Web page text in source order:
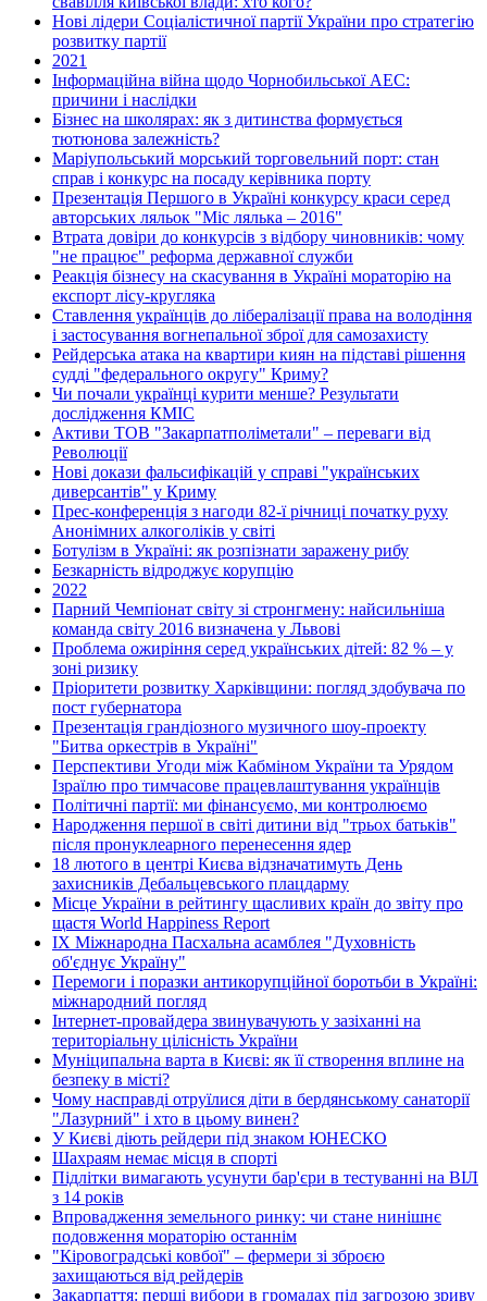
Нові лідери Соціалістичної партії України про стратегію
розвитку партії
2021
Інформаційна війна щодо Чорнобильської АЕС:
причини і наслідки
Бізнес на школярах: як з дитинства формується
тютюнова залежність?
Маріупольський морський торговельний порт: стан
справ і конкурс на посаду керівника порту
Презентація Першого в Україні конкурсу краси серед
авторських ляльок "Міс лялька – 2016"
Втрата довіри до конкурсів з відбору чиновників: чому
"не працює" реформа державної служби
Реакція бізнесу на скасування в Україні мораторію на
експорт лісу-кругляка
Ставлення українців до лібералізації права на володіння
і застосування вогнепальної зброї для самозахисту
Рейдерська атака на квартири киян на підставі рішення
судді "федерального округу" Криму?
Чи почали українці курити менше? Результати
дослідження КМІС
Активи ТОВ "Закарпатполіметали" – переваги від
Революції
Нові докази фальсифікацій у справі "українських
диверсантів" у Криму
Прес-конференція з нагоди 82-ї річниці початку руху
Анонімних алкоголіків у світі
Ботулізм в Україні: як розпізнати заражену рибу
Безкарність відроджує корупцію
2022
Парний Чемпіонат світу зі стронгмену: найсильніша
команда світу 2016 визначена у Львові
Проблема ожиріння серед українських дітей: 82 % – у
зоні ризику
Пріоритети розвитку Харківщини: погляд здобувача по
пост губернатора
Презентація грандіозного музичного шоу-проекту
"Битва оркестрів в Україні"
Перспективи Угоди між Кабміном України та Урядом
Ізраїлю про тимчасове працевлаштування українців
Політичні партії: ми фінансуємо, ми контролюємо
Народження першої в світі дитини від "трьох батьків"
після пронуклеарного перенесення ядер
18 лютого в центрі Києва відзначатимуть День
захисників Дебальцевського плацдарму
Місце України в рейтингу щасливих країн до звіту про
щастя World Happiness Report
ІХ Міжнародна Пасхальна асамблея "Духовність
об'єднує Україну"
Перемоги і поразки антикорупційної боротьби в Україні:
міжнародний погляд
Інтернет-провайдера звинувачують у зазіханні на
територіальну цілісність України
Муніципальна варта в Києві: як її створення вплине на
безпеку в місті?
Чому насправді отруїлися діти в бердянському санаторії
"Лазурний" і хто в цьому винен?
У Києві діють рейдери під знаком ЮНЕСКО
Шахраям немає місця в спорті
Підлітки вимагають усунути бар'єри в тестуванні на ВІЛ
з 14 років
Впровадження земельного ринку: чи стане нинішнє
подовження мораторію останнім
"Кіровоградські ковбої" – фермери зі зброєю
захищаються від рейдерів
Закарпаття: перші вибори в громадах під загрозою зриву